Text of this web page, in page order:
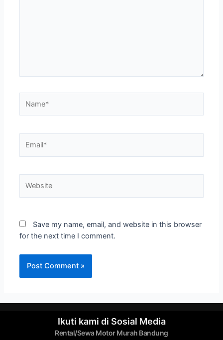
Save my name, email, and website in this browser
for the next time I comment.
Ikuti kami di Sosial Media
Rental/Sewa Motor Murah Bandung